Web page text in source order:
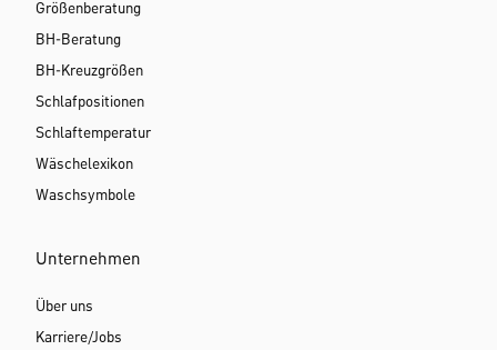
Größenberatung
BH-Beratung
BH-Kreuzgrößen
Schlafpositionen
Schlaftemperatur
Wäschelexikon
Waschsymbole
Unternehmen
Über uns
Karriere/Jobs